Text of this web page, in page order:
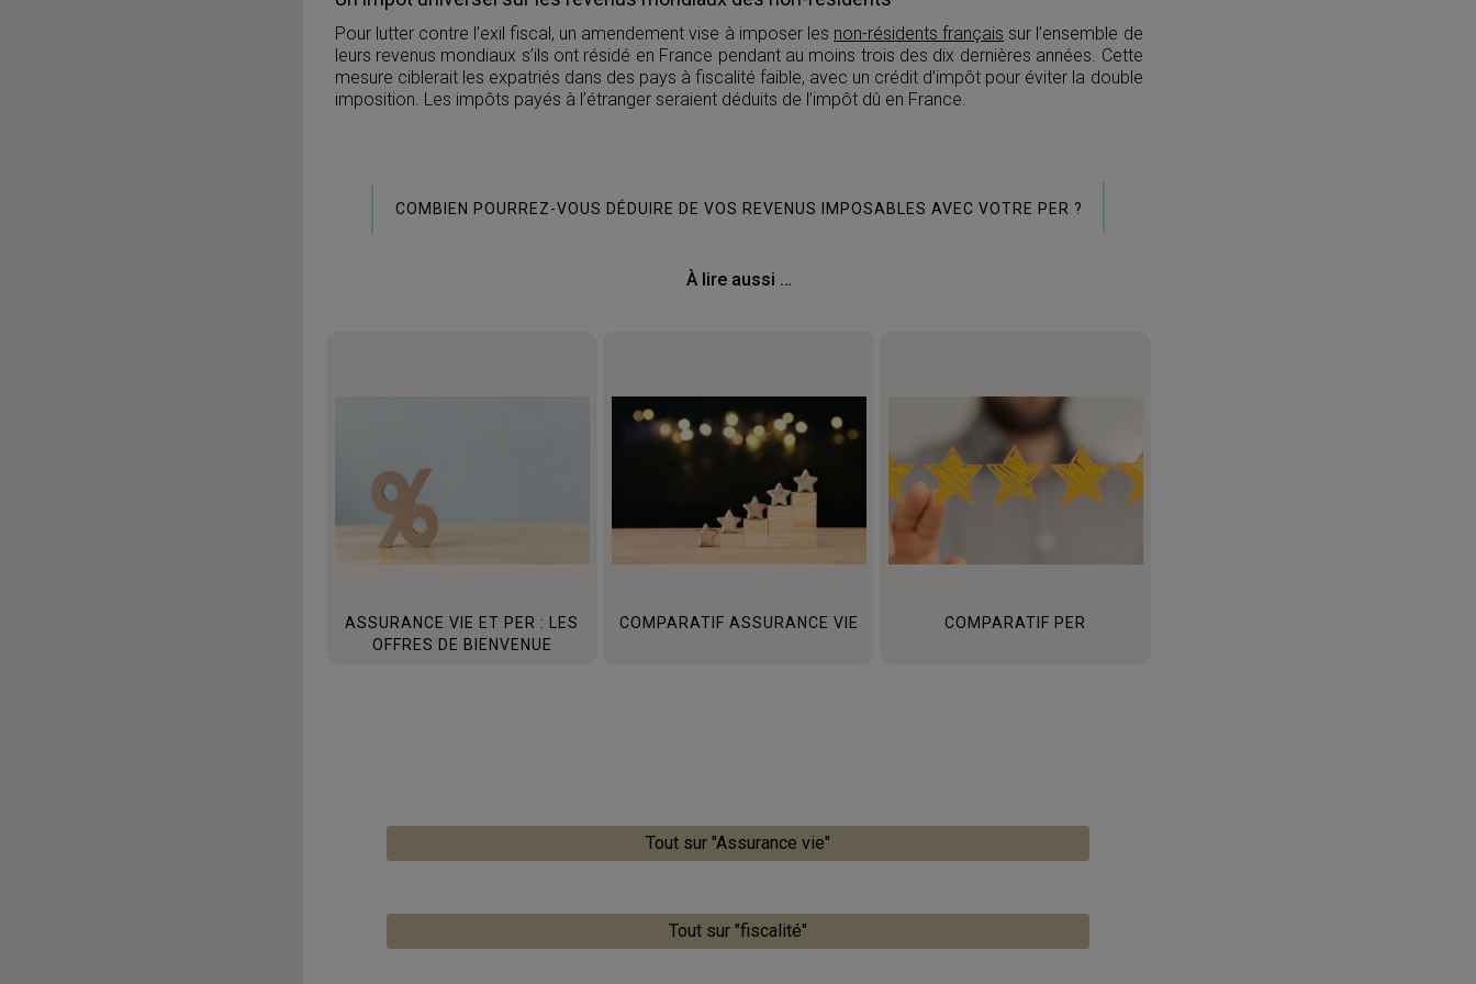
Pour lutter contre l’exil fiscal, un amendement vise à imposer les non-résidents français sur l’ensemble de
leurs revenus mondiaux s’ils ont résidé en France pendant au moins trois des dix dernières années. Cette
mesure ciblerait les expatriés dans des pays à fiscalité faible, avec un crédit d’impôt pour éviter la double
imposition. Les impôts payés à l’étranger seraient déduits de l’impôt dû en France.
COMBIEN POURREZ-VOUS DÉDUIRE DE VOS REVENUS IMPOSABLES AVEC VOTRE PER ?
À lire aussi …
ASSURANCE VIE ET PER : LES
OFFRES DE BIENVENUE
COMPARATIF ASSURANCE VIE COMPARATIF PER
Tout sur "Assurance vie"
Tout sur "fiscalité"